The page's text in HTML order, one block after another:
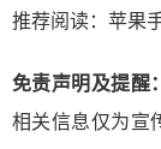
推荐阅读： 苹果
免责声明及提醒：
相关信息仅为宣